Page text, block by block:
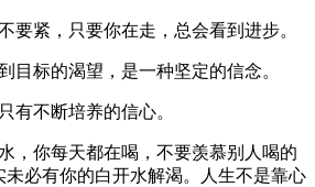
要紧，只要你在走，总会看到进步。
目标的渴望，是一种坚定的信念。
有不断培养的信心。
，你每天都在喝，不要羡慕别人喝的
必有你的白开水解渴。人生不是靠心